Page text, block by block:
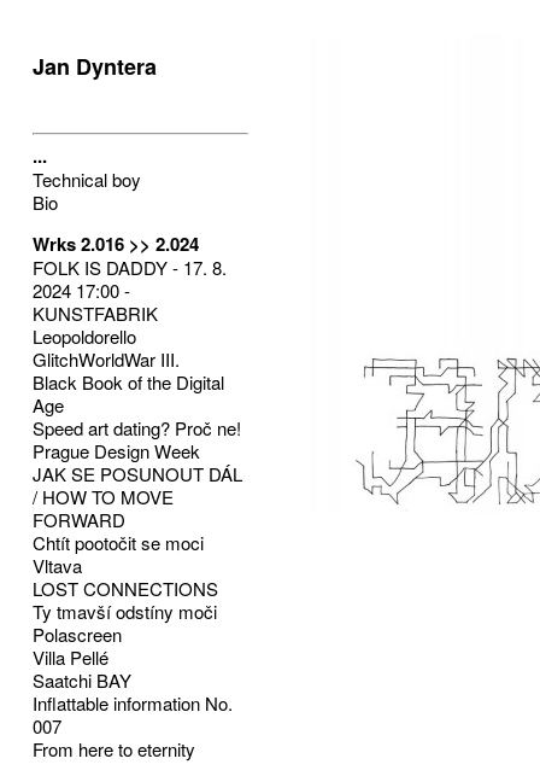
Jan Dyntera
...
Technical boy
Bio
Wrks 2.016 >> 2.024
FOLK IS DADDY - 17. 8.
2024 17:00 -
KUNSTFABRIK
Leopoldorello
GlitchWorldWar III.
Black Book of the Digital
Age
Speed art dating? Proč ne!
Prague Design Week
JAK SE POSUNOUT DÁL
/ HOW TO MOVE
FORWARD
Chtít pootočit se moci
Vltava
LOST CONNECTIONS
Ty tmavší odstíny moči
Polascreen
Villa Pellé
Saatchi BAY
Inflattable information No.
007
From here to eternity